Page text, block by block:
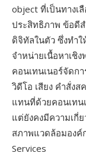
object ที่เป็นทางเ
ประสิทธิภาพ ข้อดี
ดิจิทัลในตัว ซึ่งทำใ
จำหน่ายเนื้อหาเชิ
คอนเทนเนอร์จัดก
วิดีโอ เสียง คำสั่ง
แทนที่ด้วยคอนเทน
แต่ยังคงมีความเกี่
สภาพแวดล้อมองค์
Services